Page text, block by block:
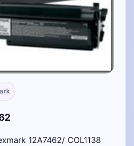
12A7462/ COL1138